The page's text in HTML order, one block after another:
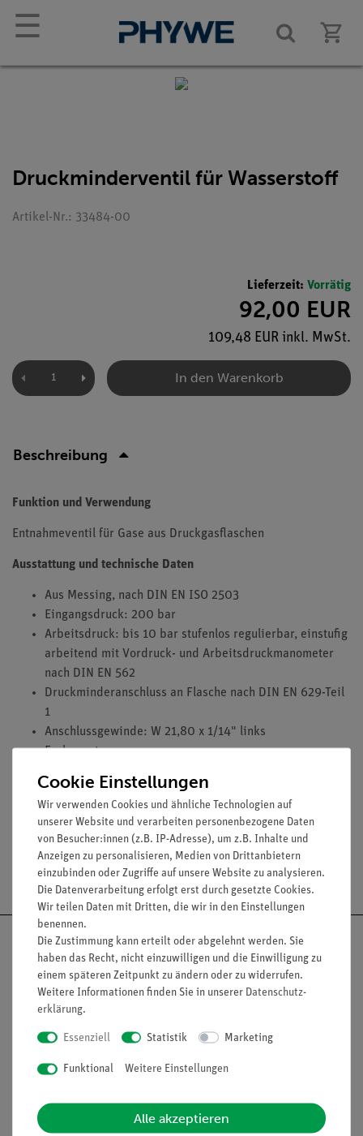
☰
Druckminderventil für Wasserstoff
Artikel-Nr.: 33484-00
Lieferzeit: Vorrätig
92,00 EUR
109,48 EUR inkl. MwSt.
In den Warenkorb
Beschreibung
Funktion und Verwendung
Entnahmeventil für Gase aus Druckgasflaschen
Ausstattung und technische Daten
Aus Messing, nach DIN EN ISO 2503
Eingangsdruck: 200 bar
Arbeitsdruck: bis 10 bar stufenlos regulierbar, einstufig
arbeitend mit Vordruck- und Arbeitsdruckmanometer
nach DIN EN 562
Druckminderanschluss an Flasche nach DIN EN 629-Teil
1
Anschlussgewinde: W 21,80 x 1/14" links
Farbe: rot
8 mm.
Versandkostenfrei ab 300,- €
Nach oben
Informationen
Übersicht Service
Cookie Einstellungen
Wir verwenden Cookies und ähnliche Technologien auf
unserer Website und verarbeiten personenbezogene Daten
von Besucher:innen (z.B. IP-Adresse), um z.B. Inhalte und
Anzeigen zu personalisieren, Medien von Drittanbietern
einzubinden oder Zugriffe auf unsere Website zu analysieren.
Die Datenverarbeitung erfolgt erst durch gesetzte Cookies.
Wir teilen Daten mit Dritten, die wir in den Einstellungen
benennen.
Die Zustimmung kann erteilt oder abgelehnt werden. Sie
haben das Recht, nicht einzuwilligen und die Einwilligung zu
einem späteren Zeitpunkt zu ändern oder zu widerrufen.
Weitere Informationen finden Sie in unserer Daten­schutz­
erklärung.
Essenziell Statistik Marketing
Funktional Weitere Einstellungen
Alle akzeptieren